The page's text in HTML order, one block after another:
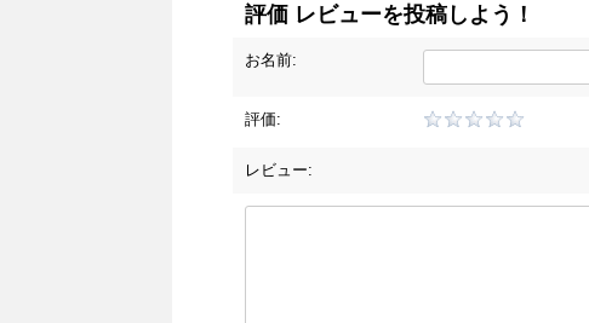
評価 レビューを投稿しよう！
お名前:
評価:
レビュー: